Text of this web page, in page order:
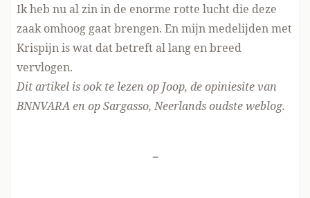
Ik heb nu al zin in de enorme rotte lucht die deze
zaak omhoog gaat brengen. En mijn medelijden met
Krispijn is wat dat betreft al lang en breed
vervlogen.
Dit artikel is ookte lezen op Joop, de opiniesite van
BNNVARA en op Sargasso, Neerlands oudste weblog.
-